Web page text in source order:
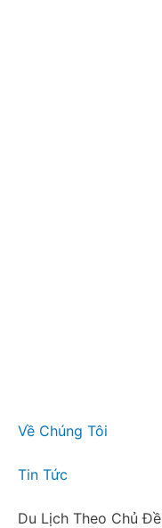
Về Chúng Tôi
Tin Tức
Du Lịch Theo Chủ Đề